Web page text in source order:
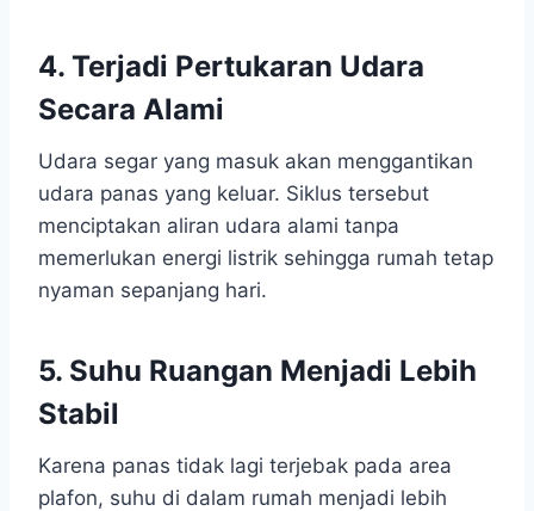
4. Terjadi Pertukaran Udara
Secara Alami
Udara segar yang masuk akan menggantikan
udara panas yang keluar. Siklus tersebut
menciptakan aliran udara alami tanpa
memerlukan energi listrik sehingga rumah tetap
nyaman sepanjang hari.
5. Suhu Ruangan Menjadi Lebih
Stabil
Karena panas tidak lagi terjebak pada area
plafon, suhu di dalam rumah menjadi lebih